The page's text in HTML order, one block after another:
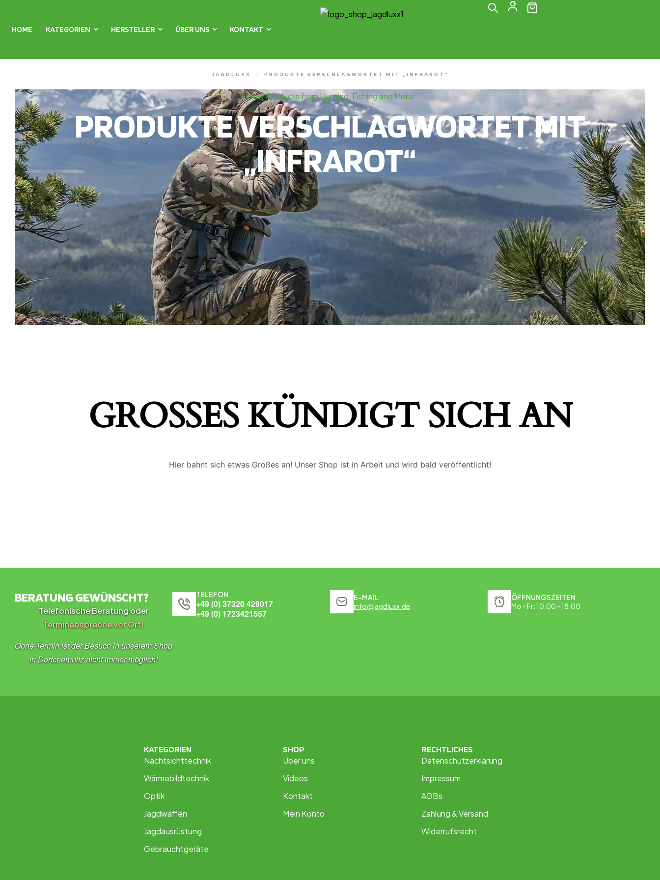
HOME KATEGORIEN HERSTELLER ÜBER UNS KONTAKT
JAGDLUXX / PRODUKTE VERSCHLAGWORTET MIT „INFRAROT“
New Products from Hunting, Fishing and More
PRODUKTE VERSCHLAGWORTET MIT
„INFRAROT“
GROSSES KÜNDIGT SICH AN
Hier bahnt sich etwas Großes an! Unser Shop ist in Arbeit und wird bald veröffentlicht!
BERATUNG GEWÜNSCHT?
Telefonische Beratung oder
Terminabsprache vor Ort!
Ohne Termin ist der Besuch in unserem Shop
in Dorfchemnitz nicht immer möglich!
TELEFON
+49 (0) 37320 429017
+49 (0) 1723421557
E-MAIL
info@jagdluxx.de
ÖFFNUNGSZEITEN
Mo - Fr: 10.00 - 18.00
KATEGORIEN
Nachtsichttechnik
Wärmebildtechnik
Optik
Jagdwaffen
Jagdausrüstung
Gebrauchtgeräte
SHOP
Über uns
Videos
Kontakt
Mein Konto
RECHTLICHES
Datenschutzerklärung
Impressum
AGBs
Zahlung & Versand
Widerrufsrecht